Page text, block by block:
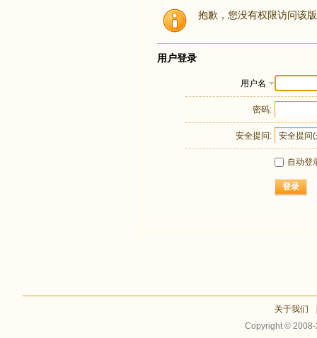
抱歉，您没有权限访问该
用户登录
用户名
密码:
安全提问:
自动登
登录
关于我们
Copyright ©